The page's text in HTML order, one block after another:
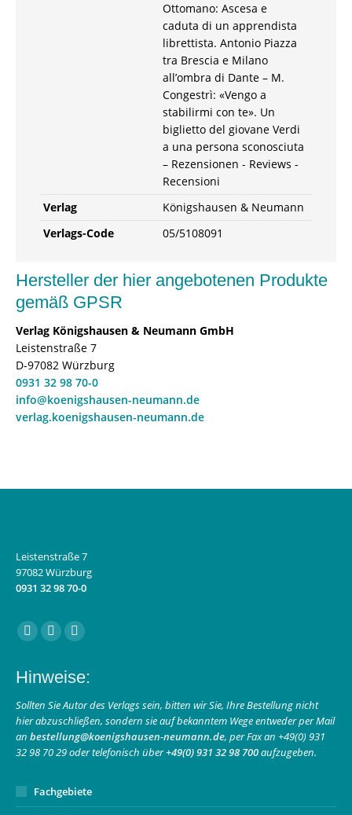
Ottomano: Ascesa e
caduta di un apprendista
librettista. Antonio Piazza
tra Brescia e Milano
all’ombra di Dante – M.
Congestrì: «Vengo a
stabilirmi con te». Un
biglietto del giovane Verdi
a una persona sconosciuta
– Rezensionen - Reviews -
Recensioni
Verlag
Königshausen & Neumann
Verlags-Code
05/5108091
Hersteller der hier angebotenen Produkte
gemäß GPSR
Verlag Königshausen & Neumann GmbH
Leistenstraße 7
D-97082 Würzburg
0931 32 98 70-0
info@koenigshausen-neumann.de
verlag.koenigshausen-neumann.de
Leistenstraße 7
97082 Würzburg
0931 32 98 70-0
Finden Sie uns auf:
Facebook
opens
in
new
window
Instagram
opens
in
new
window
E-
page
opens
in
new
window
Hinweise:
Sollten Sie Autor des Verlags sein, bitten wir Sie, Ihre Bestellung nicht
hier abzuschließen, sondern sie auf bekanntem Wege entweder per Mail
an bestellung@koenigshausen-neumann.de, per Fax an +49(0) 931
32 98 70 29 oder telefonisch über+49(0) 931 32 98 700aufzugeben.
Fachgebiete